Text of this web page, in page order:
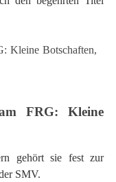
FRG: Kleine
gehört sie fest zur
SMV.